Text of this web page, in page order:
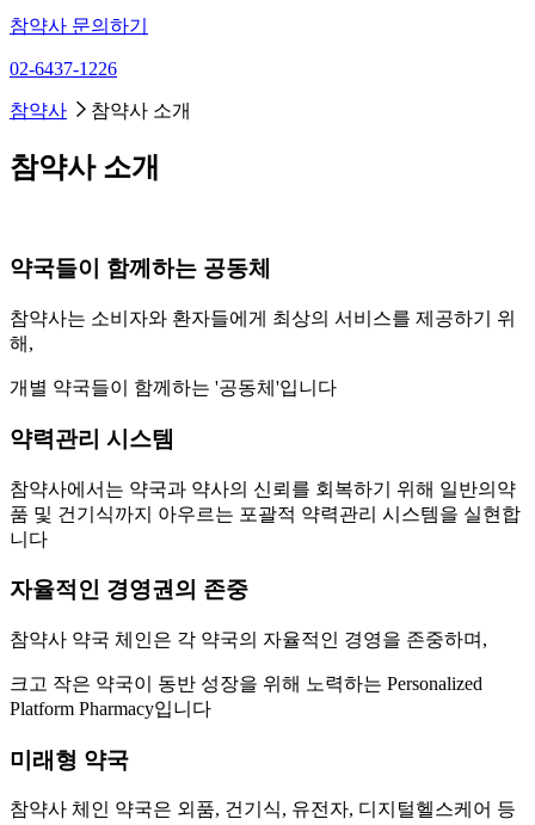
참약사 문의하기
02-6437-1226
참약사 참약사 소개
참약사 소개
약국들이 함께하는 공동체
참약사는 소비자와 환자들에게 최상의 서비스를 제공하기 위
해,
개별 약국들이 함께하는 '공동체'입니다
약력관리 시스템
참약사에서는 약국과 약사의 신뢰를 회복하기 위해 일반의약
품 및 건기식까지 아우르는 포괄적 약력관리 시스템을 실현합
니다
자율적인 경영권의 존중
참약사 약국 체인은 각 약국의 자율적인 경영을 존중하며,
크고 작은 약국이 동반 성장을 위해 노력하는 Personalized
Platform Pharmacy입니다
미래형 약국
참약사 체인 약국은 외품, 건기식, 유전자, 디지털헬스케어 등